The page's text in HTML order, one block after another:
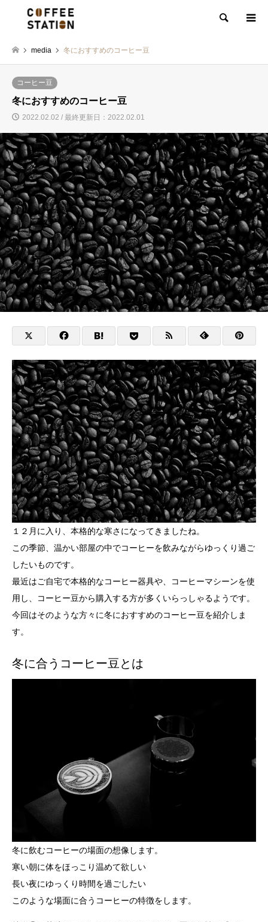
検索
media 冬におすすめのコーヒー豆
コーヒー豆
冬におすすめのコーヒー豆
2022.02.02 / 最終更新日：2022.02.01
１２月に入り、本格的な寒さになってきましたね。
この季節、温かい部屋の中でコーヒーを飲みながらゆっくり過ご
したいものです。
最近はご自宅で本格的なコーヒー器具や、コーヒーマシーンを使
用し、コーヒー豆から購入する方が多くいらっしゃるようです。
今回はそのような方々に冬におすすめのコーヒー豆を紹介しま
す。
冬に合うコーヒー豆とは
冬に飲むコーヒーの場面の想像します。
寒い朝に体をほっこり温めて欲しい
長い夜にゆっくり時間を過ごしたい
このような場面に合うコーヒーの特徴をします。